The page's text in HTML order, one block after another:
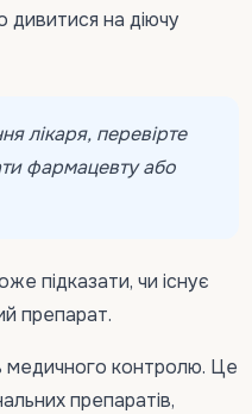
дивитися на діючу
лікаря, перевірте
фармацевту або
підказати, чи існує
препарат.
медичного контролю. Це
препаратів,